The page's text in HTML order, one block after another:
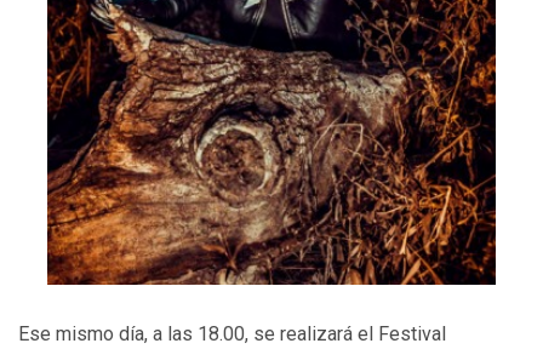
Ese mismo día, a las 18.00, se realizará el Festival